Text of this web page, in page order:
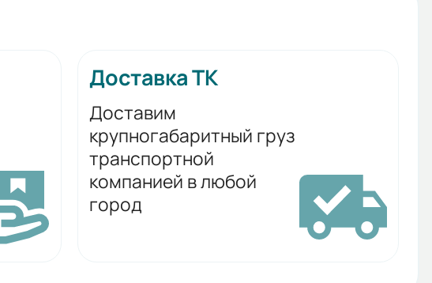
Доставка ТК
Доставим
крупногабаритный груз
транспортной
компанией в любой
город